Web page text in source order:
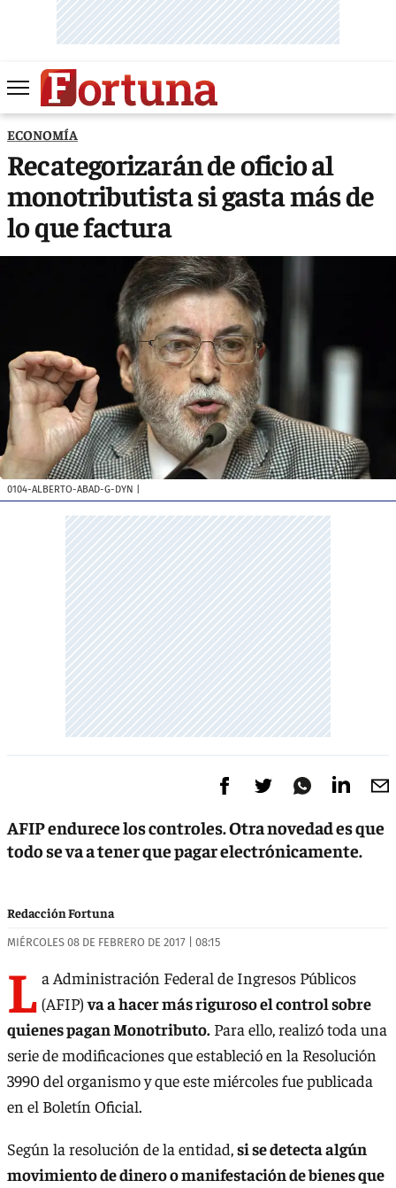
ECONOMÍA
Recategorizarán de oficio al
monotributista si gasta más de
lo que factura
0104-ALBERTO-ABAD-G-DYN
AFIP endurece los controles. Otra novedad es que
todo se va a tener que pagar electrónicamente.
Redacción Fortuna
MIÉRCOLES 08 DE FEBRERO DE 2017 | 08:15
L a Administración Federal de Ingresos Públicos
(AFIP)va a hacer más riguroso el control sobre
quienes pagan Monotributo. Para ello, realizó toda una
serie de modificaciones que estableció en la Resolución
3990 del organismo y que este miércoles fue publicada
en el Boletín Oficial.
Según la resolución de la entidad,si se detecta algún
movimiento de dinero o manifestación de bienes que